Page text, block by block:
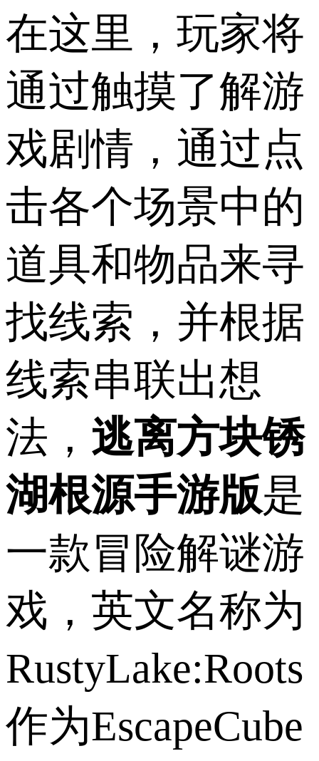
在这里，玩家将
通过触摸了解游
戏剧情，通过点
击各个场景中的
道具和物品来寻
找线索，并根据
线索串联出想
法， 逃离方块锈
湖根源手游版是
一款冒险解谜游
戏，英文名称为
RustyLake:Roots
作为EscapeCube